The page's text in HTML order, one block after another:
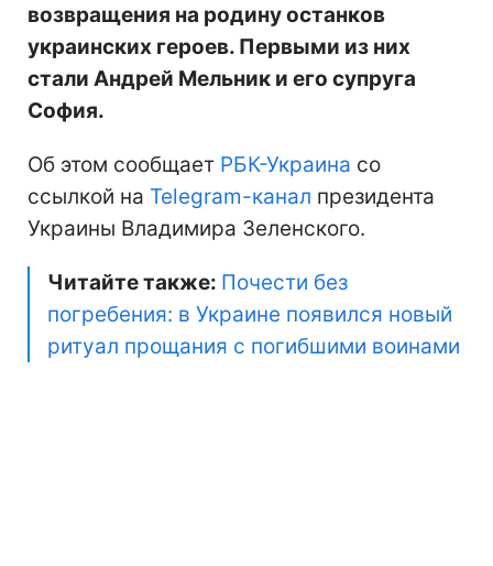
возвращения на родину останков
украинских героев. Первыми из них
стали Андрей Мельник и его супруга
София.
Об этом сообщает РБК-Украина со
ссылкой на Telegram-канал президента
Украины Владимира Зеленского.
Читайте также: Почести без
погребения: в Украине появился новый
ритуал прощания с погибшими воинами